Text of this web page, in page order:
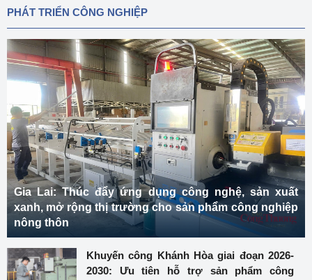
PHÁT TRIỂN CÔNG NGHIỆP
Gia Lai: Thúc đẩy ứng dụng công nghệ, sản xuất
xanh, mở rộng thị trường cho sản phẩm công nghiệp
nông thôn
Khuyến công Khánh Hòa giai đoạn 2026-
2030: Ưu tiên hỗ trợ sản phẩm công